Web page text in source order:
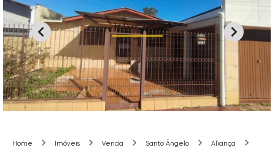
Home Imóveis Venda Santo Ângelo
Aliança